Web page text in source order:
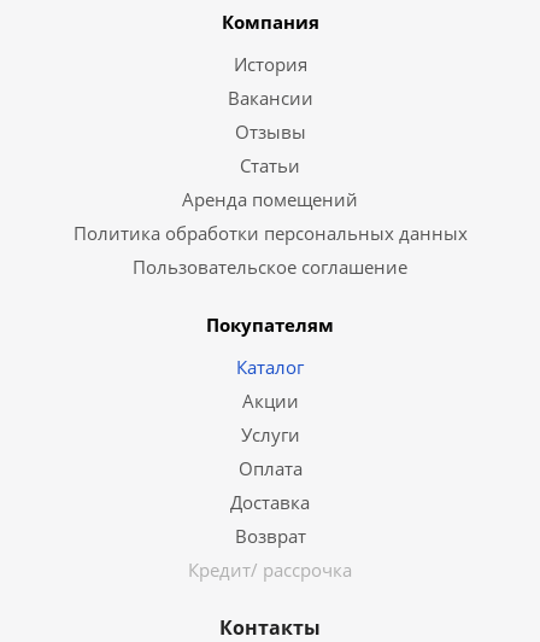
Компания
История
Вакансии
Отзывы
Статьи
Аренда помещений
Политика обработки персональных данных
Пользовательское соглашение
Покупателям
Каталог
Акции
Услуги
Оплата
Доставка
Возврат
Кредит/ рассрочка
Контакты